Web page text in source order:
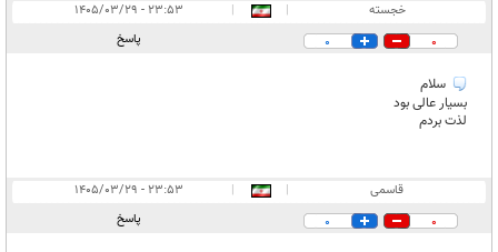
خجسته |
|
۲۳:۵۳ - ۱۴۰۵/۰۳/۲۹
0
0 پاسخ
سلام
بسیار عالی بود
لذت بردم
قاسمی |
|
۲۳:۵۳ - ۱۴۰۵/۰۳/۲۹
0
0 پاسخ